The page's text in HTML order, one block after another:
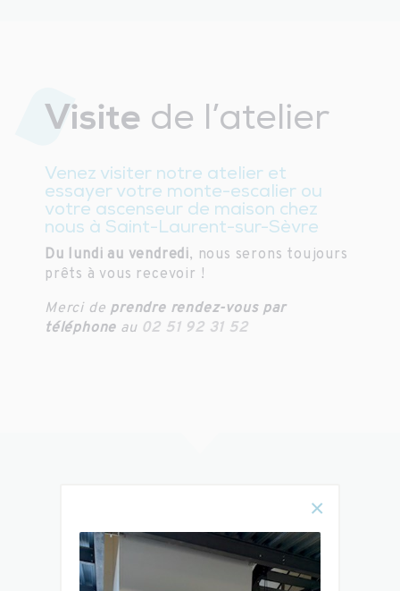
Visite de l’atelier
Venez visiter notre atelier et
essayer votre monte-escalier ou
votre ascenseur de maison chez
nous à Saint-Laurent-sur-Sèvre
Du lundi au vendredi, nous serons toujours
prêts à vous recevoir !
Merci de prendre rendez-vous par
téléphone au 02 51 92 31 52
Rencontrez
notre équipe